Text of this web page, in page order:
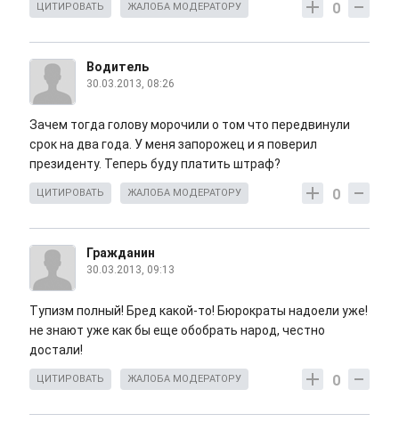
0
ЦИТИРОВАТЬ ЖАЛОБА МОДЕРАТОРУ
Водитель
30.03.2013, 08:26
Зачем тогда голову морочили о том что передвинули
срок на два года. У меня запорожец и я поверил
президенту. Теперь буду платить штраф?
0
ЦИТИРОВАТЬ ЖАЛОБА МОДЕРАТОРУ
Гражданин
30.03.2013, 09:13
Тупизм полный! Бред какой-то! Бюрократы надоели уже!
не знают уже как бы еще обобрать народ, честно
достали!
0
ЦИТИРОВАТЬ ЖАЛОБА МОДЕРАТОРУ